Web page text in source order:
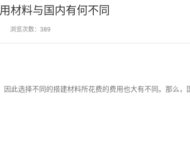
材料与国内有何不同
浏览次数：389
此选择不同的搭建材料所花费的费用也大有不同。那么